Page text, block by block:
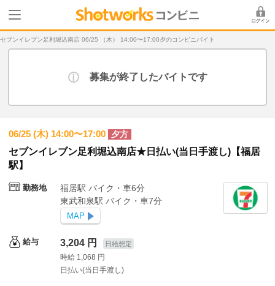
セブンイレブン足利堀込南店 06/25 （木） 14:00〜17:00夕のコンビニバイト
募集が終了したバイトです
06/25 (木) 14:00〜17:00 夕方
セブンイレブン足利堀込南店★日払い(当日手渡し)【福居
駅】
勤務地
福居駅 バイク・車6分
東武和泉駅 バイク・車7分
MAP
給与 3,204 円 日給想定
時給 1,068 円
日払い(当日手渡し)